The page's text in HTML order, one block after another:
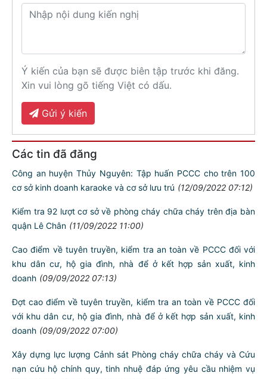
Ý kiến của bạn sẽ được biên tập trước khi đăng.
Xin vui lòng gõ tiếng Việt có dấu.
Gửi ý kiến
Các tin đã đăng
Công an huyện Thủy Nguyên: Tập huấn PCCC cho trên 100
cơ sở kinh doanh karaoke và cơ sở lưu trú (12/09/2022 07:12)
Kiểm tra 92 lượt cơ sở về phòng cháy chữa cháy trên địa bàn